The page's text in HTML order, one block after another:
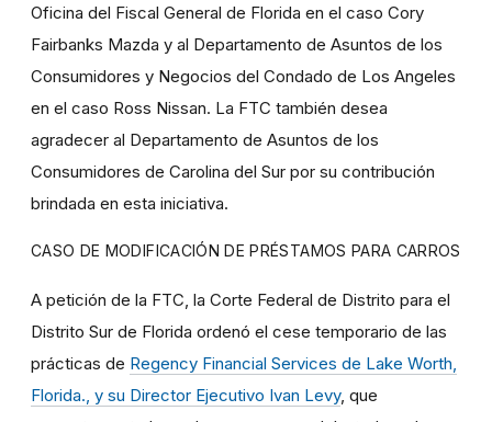
Oficina del Fiscal General de Florida en el caso Cory
Fairbanks Mazda y al Departamento de Asuntos de los
Consumidores y Negocios del Condado de Los Angeles
en el caso Ross Nissan. La FTC también desea
agradecer al Departamento de Asuntos de los
Consumidores de Carolina del Sur por su contribución
brindada en esta iniciativa.
CASO DE MODIFICACIÓN DE PRÉSTAMOS PARA CARROS
A petición de la FTC, la Corte Federal de Distrito para el
Distrito Sur de Florida ordenó el cese temporario de las
prácticas de Regency Financial Services de Lake Worth,
Florida., y su Director Ejecutivo Ivan Levy, que